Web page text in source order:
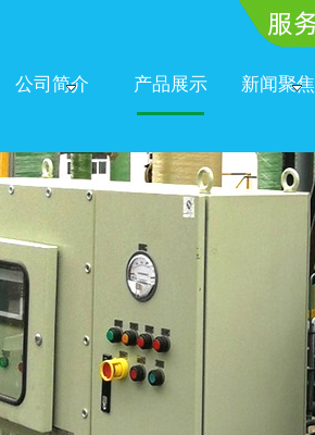
公司简介 产品展示 新闻聚焦